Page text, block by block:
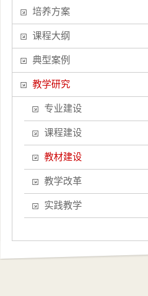
培养方案
课程大纲
典型案例
教学研究
专业建设
课程建设
教材建设
教学改革
实践教学